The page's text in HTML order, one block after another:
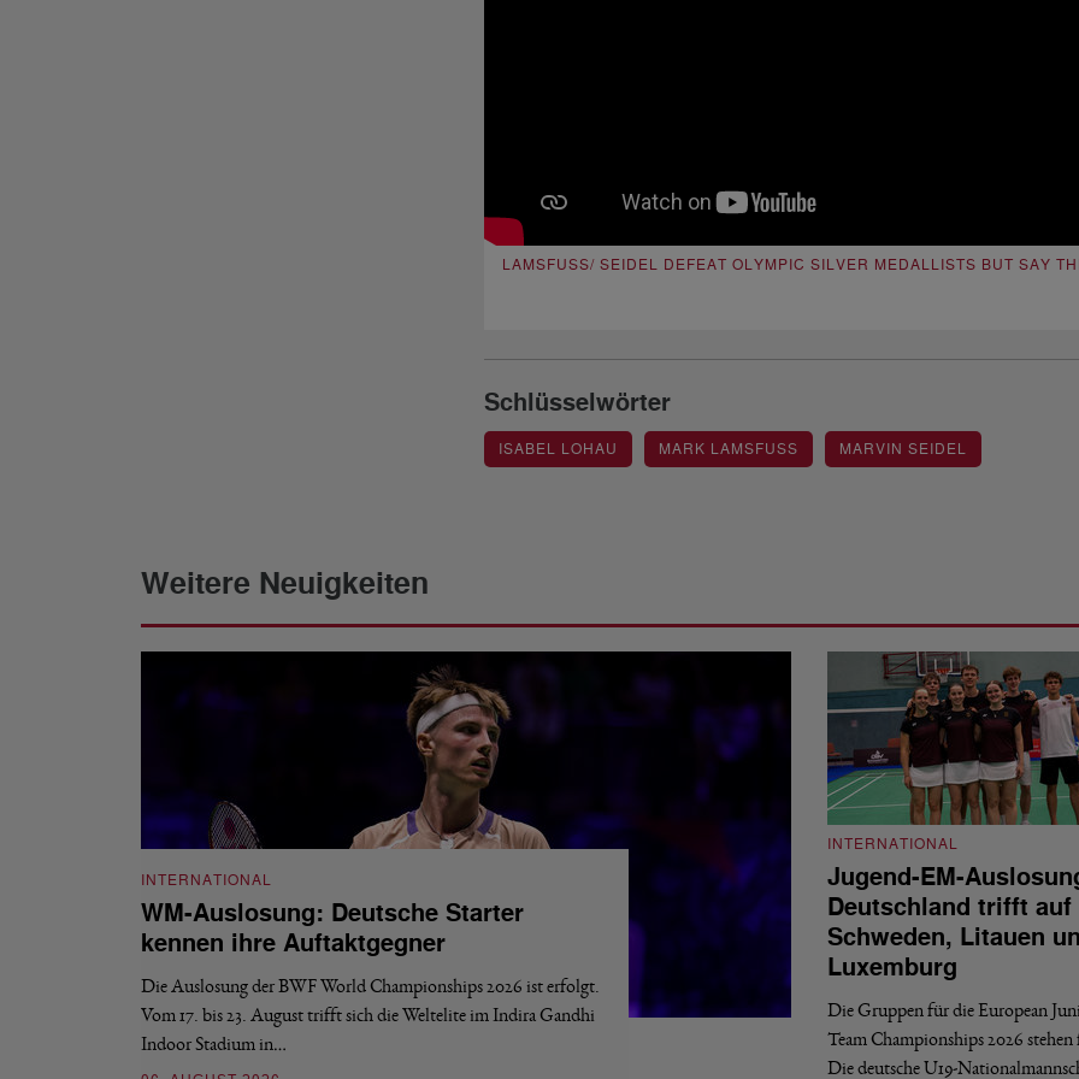
LAMSFUSS/ SEIDEL DEFEAT OLYMPIC SILVER MEDALLISTS BUT SAY
Schlüsselwörter
ISABEL LOHAU MARK LAMSFUSS MARVIN SEIDEL
Weitere Neuigkeiten
INTERNATIONAL
WM-Auslosung: Deutsche Starter
kennen ihre Auftaktgegner
Die Auslosung der BWF World Championships 2026 ist erfolgt.
Vom 17. bis 23. August trifft sich die Weltelite im Indira Gandhi
Indoor Stadium in…
INTERNATIONAL
Jugend-EM-
Deutschland trifft auf
Schweden, Litauen
Luxemburg
Die Gruppen für die European
Team Championships 2026 stehen
Die deutsche U19-